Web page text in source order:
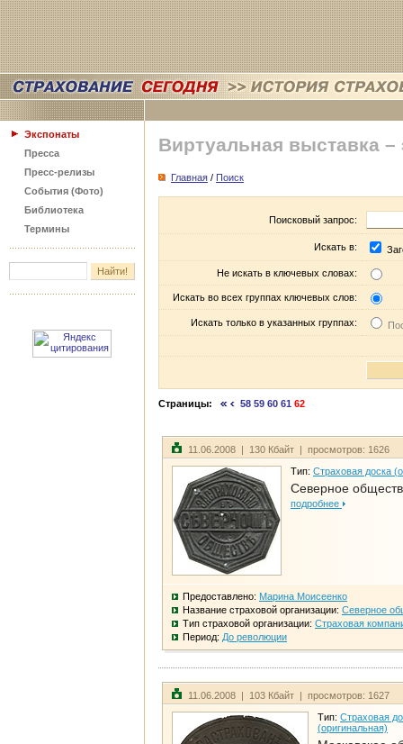
Экспонаты
Пресса
Пресс-релизы
События (Фото)
Библиотека
Термины
Виртуальная выставка –
Главная / Поиск
Поисковый запрос:
Искать в:
Не искать в ключевых словах:
Искать во всех группах ключевых слов:
Искать только в указанных группах:
Страницы: 58 59 60 61 62
11.06.2008 | 130 Кбайт | просмотров: 1626
Тип: Страховая доска
Северное
подробнее
Предоставлено: Марина Моисеенко
Название страховой организации: Северное
Тип страховой организации: Страховая
Период: До революции
11.06.2008 | 103 Кбайт | просмотров: 1627
Тип: Страховая
(оригинальная)